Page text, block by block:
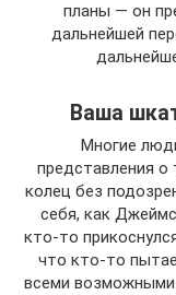
планы — он
дальнейшей
Ваша
Многие
представления о
колец без
себя, как
кто-то
что кто-то
всеми